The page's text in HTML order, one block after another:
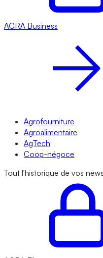
AGRA Business
Agrofourniture
Agroalimentaire
AgTech
Coop-négoce
Tout l'historique de vos